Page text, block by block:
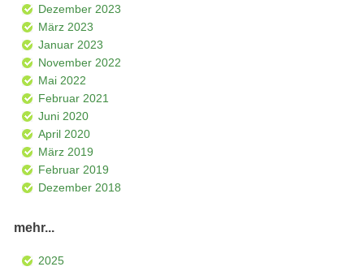
Dezember 2023
März 2023
Januar 2023
November 2022
Mai 2022
Februar 2021
Juni 2020
April 2020
März 2019
Februar 2019
Dezember 2018
mehr...
2025